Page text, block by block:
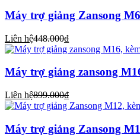
Máy trợ giảng Zansong
Liên hệ448.000₫
Máy trợ giảng zansong
Liên hệ899.000₫
Máy trợ giảng Zansong